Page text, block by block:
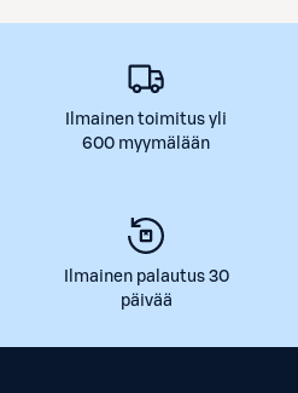
Ilmainen toimitus yli
600 myymälään
Ilmainen palautus 30
päivää